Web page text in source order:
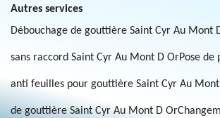
Autres services
Débouchage de gouttière Saint Cyr Au Mont
sans raccord Saint Cyr Au Mont D OrPose de
anti feuilles pour gouttière Saint Cyr Au
de gouttière Saint Cyr Au Mont D Or